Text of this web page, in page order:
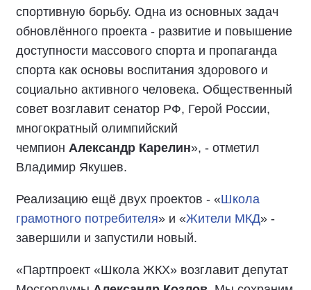
спортивную борьбу. Одна из основных задач
обновлённого проекта - развитие и повышение
доступности массового спорта и пропаганда
спорта как основы воспитания здорового и
социально активного человека. Общественный
совет возглавит сенатор РФ, Герой России,
многократный олимпийский
чемпион Александр Карелин», - отметил
Владимир Якушев.
Реализацию ещё двух проектов - «Школа
грамотного потребителя» и «Жители МКД» -
завершили и запустили новый.
«Партпроект «Школа ЖКХ» возглавит депутат